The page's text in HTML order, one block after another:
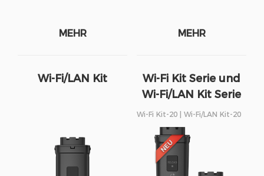
MEHR MEHR
Wi-Fi/LAN Kit
Wi-Fi Kit Serie und
Wi-Fi/LAN Kit Serie
Wi-Fi Kit-20 | Wi-Fi/LAN Kit-20